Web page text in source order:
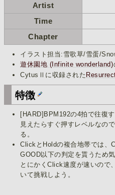
Artist
Time
Chapter
イラスト担当:雪歌草/雪蛋/
遊休園地 (Infinite wonderland)
CytusⅡに収録された
特徴
[HARD]BPM192の4拍で往復
見えたらすぐ押すレベルなの
る。
ClickとHoldの複合地帯では、
GOOD以下の判定を貰うため
とにかくClick速度が速いので
いて挑戦しよう。